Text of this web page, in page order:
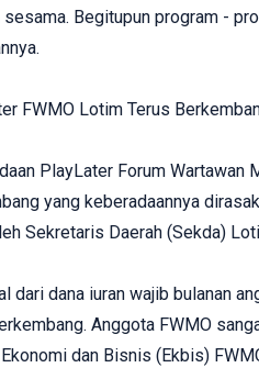
sesama. Begitupun program -
FWMO Lotim Terus
PlayLater Forum Wartawan
yang keberadaannya
Sekretaris Daerah (Sekda)
dari dana iuran wajib bulanan
Anggota FWMO
dan Bisnis (Ekbis)